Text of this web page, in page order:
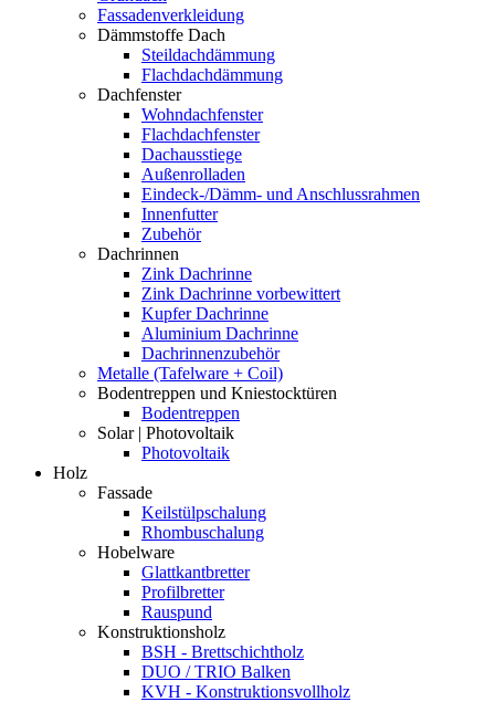
Fassadenverkleidung
Dämmstoffe Dach
Steildachdämmung
Flachdachdämmung
Dachfenster
Wohndachfenster
Flachdachfenster
Dachausstiege
Außenrolladen
Eindeck-/Dämm- und Anschlussrahmen
Innenfutter
Zubehör
Dachrinnen
Zink Dachrinne
Zink Dachrinne vorbewittert
Kupfer Dachrinne
Aluminium Dachrinne
Dachrinnenzubehör
Metalle (Tafelware + Coil)
Bodentreppen und Kniestocktüren
Bodentreppen
Solar | Photovoltaik
Photovoltaik
Holz
Fassade
Keilstülpschalung
Rhombuschalung
Hobelware
Glattkantbretter
Profilbretter
Rauspund
Konstruktionsholz
BSH - Brettschichtholz
DUO / TRIO Balken
KVH - Konstruktionsvollholz